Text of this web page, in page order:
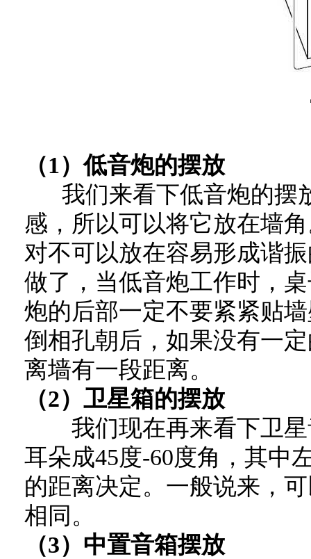
（1）低音炮的摆放
我们来看下低音炮的摆
感，所以可以将它放在墙
对不可以放在容易形成谐
做了，当低音炮工作时，
炮的后部一定不要紧紧贴
倒相孔朝后，如果没有一
离墙有一段距离。
（2）卫星箱的摆放
我们现在再来看下卫星
耳朵成45度-60度角，其中
的距离决定。一般说来，
相同。
（3）中置音箱摆放